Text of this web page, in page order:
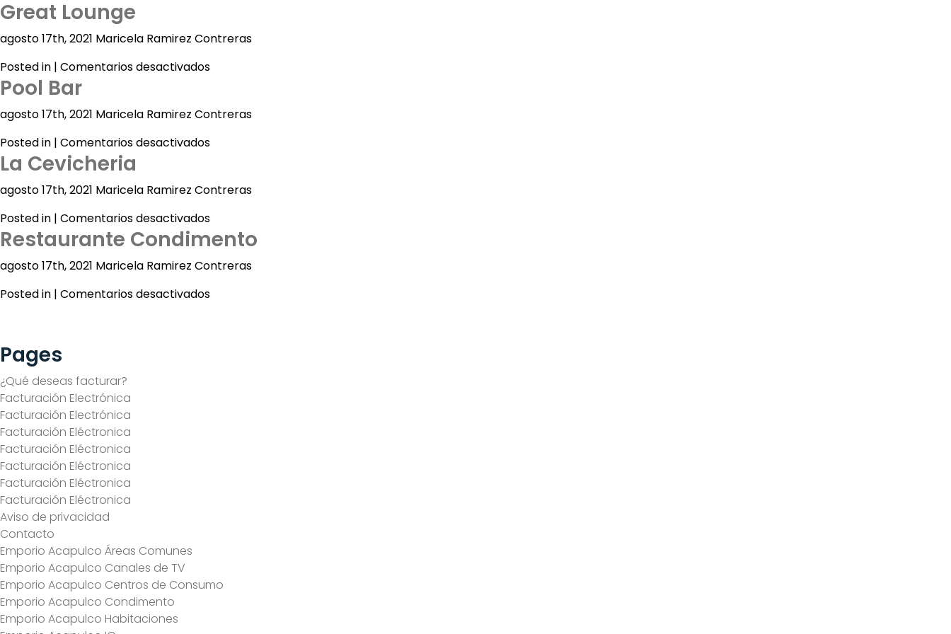
Acapulco
CDMX
Ixtapa
Mazatlán
Veracruz
Zacatecas
Samba
Great Lounge
agosto 17th, 2021 Maricela Ramirez Contreras
Posted in | Comentarios desactivadosen
Pool Bar
agosto 17th, 2021 Maricela Ramirez Contreras
Posted in | Comentarios desactivadosen
La Cevicheria
agosto 17th, 2021 Maricela Ramirez Contreras
Posted in | Comentarios desactivadosen
La
Cevicheria
Restaurante Condimento
agosto 17th, 2021 Maricela Ramirez Contreras
Posted in | Comentarios desactivadosen
Pages
¿Qué deseas facturar?
Facturación Electrónica
Facturación Electrónica
Facturación Eléctronica
Facturación Eléctronica
Facturación Eléctronica
Facturación Eléctronica
Facturación Eléctronica
Aviso de privacidad
Contacto
Emporio Acapulco Áreas Comunes
Emporio Acapulco Canales de TV
Emporio Acapulco Centros de Consumo
Emporio Acapulco Condimento
Emporio Acapulco Habitaciones